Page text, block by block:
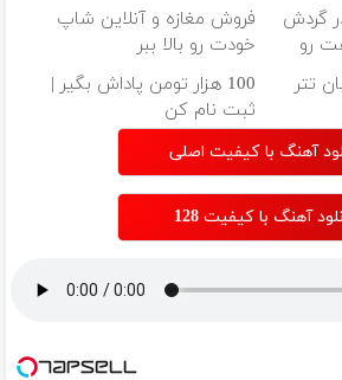
در گردش
رو
فروش مغازه و آنلاین شاپ
خودت رو بالا ببر
تتر
100 هزار تومن پاداش بگیر |
ثبت نام کن
آهنگ با کیفیت اصلی
آهنگ با کیفیت 128